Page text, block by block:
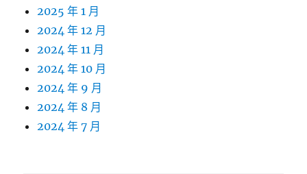
2025 年 1 月
2024 年 12 月
2024 年 11 月
2024 年 10 月
2024 年 9 月
2024 年 8 月
2024 年 7 月